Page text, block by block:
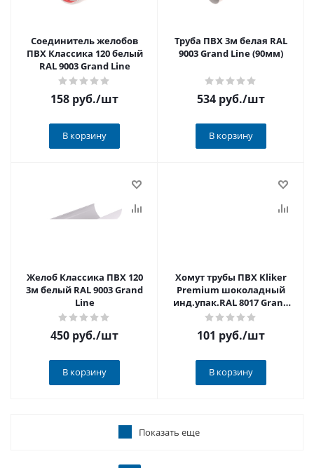
Соединитель желобов
ПВХ Классика 120 белый
RAL 9003 Grand Line
158 руб./шт
В корзину
Труба ПВХ 3м белая RAL
9003 Grand Line (90мм)
534 руб./шт
В корзину
Желоб Классика ПВХ 120
3м белый RAL 9003 Grand
Line
450 руб./шт
В корзину
Хомут трубы ПВХ Kliker
Premium шоколадный
инд.упак.RAL 8017 Grand
Line
101 руб./шт
В корзину
Показать еще